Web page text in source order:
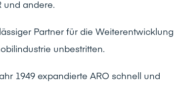
und andere.
Partner für die Weiterentwicklung
unbestritten.
1949 expandierte ARO schnell und